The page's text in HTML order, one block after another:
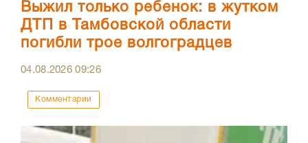
Выжил только ребенок: в жутком
ДТП в Тамбовской области
погибли трое волгоградцев
04.08.202609:26
Комментарии